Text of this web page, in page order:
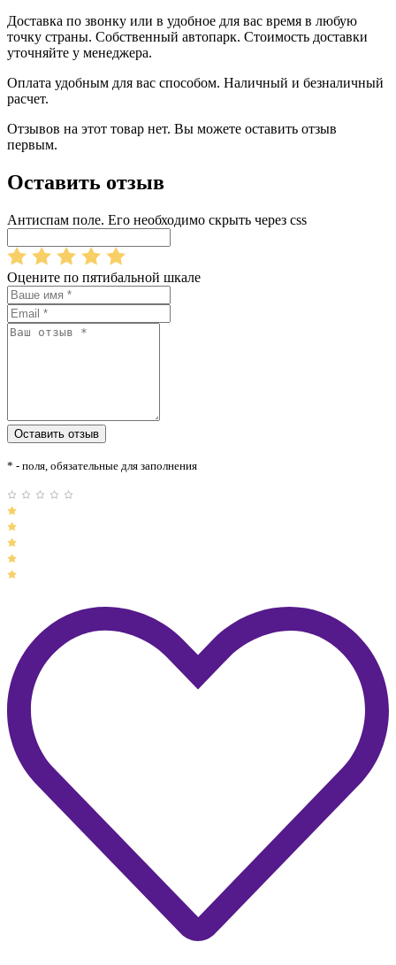
Доставка по звонку или в удобное для вас время в любую
точку страны. Собственный автопарк. Стоимость доставки
уточняйте у менеджера.
Оплата удобным для вас способом. Наличный и безналичный
расчет.
Отзывов на этот товар нет. Вы можете оставить отзыв
первым.
Оставить отзыв
Антиспам поле. Его необходимо скрыть через css
Оцените по пятибальной шкале
* - поля, обязательные для заполнения